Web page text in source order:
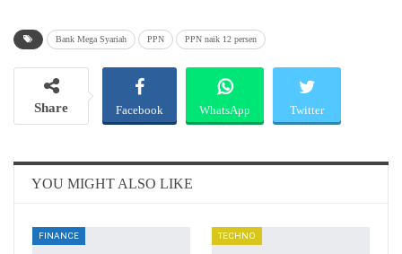
Bank Mega Syariah PPN PPN naik 12 persen
Share Facebook WhatsApp Twitter
Email
YOU MIGHT ALSO LIKE
FINANCE TECHNO